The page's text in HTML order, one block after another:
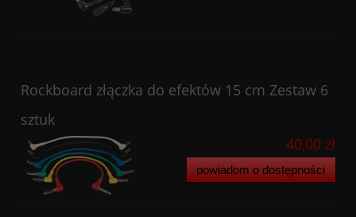
Rockboard złączka do efektów 15 cm Zestaw 6
sztuk
40,00 zł
powiadom o dostępności